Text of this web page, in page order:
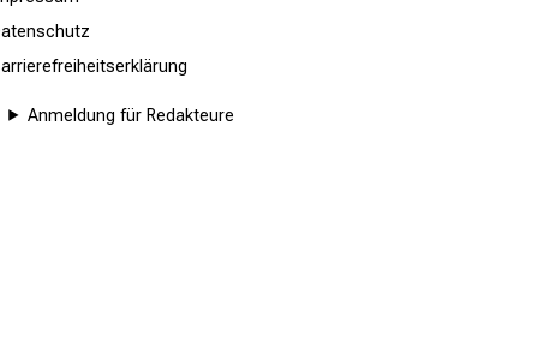
Anmeldung für Redakteure